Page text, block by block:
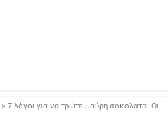
» 7 λόγοι για να τρώτε μαύρη σοκολάτα. Οι